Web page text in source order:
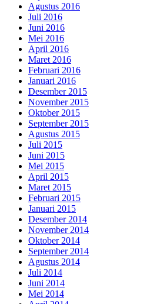
Agustus 2016
Juli 2016
Juni 2016
Mei 2016
April 2016
Maret 2016
Februari 2016
Januari 2016
Desember 2015
November 2015
Oktober 2015
September 2015
Agustus 2015
Juli 2015
Juni 2015
Mei 2015
April 2015
Maret 2015
Februari 2015
Januari 2015
Desember 2014
November 2014
Oktober 2014
September 2014
Agustus 2014
Juli 2014
Juni 2014
Mei 2014